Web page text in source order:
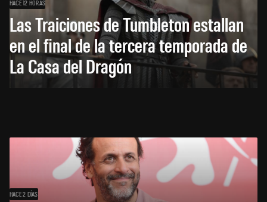
HACE 12 HORAS
Las Traiciones de Tumbleton estallan
en el final de la tercera temporada de
La Casa del Dragón
HACE 2 DÍAS